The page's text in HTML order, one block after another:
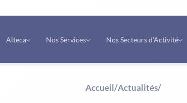
Alteca Nos Services Nos Secteurs d’Activité
Accueil/Actualités/